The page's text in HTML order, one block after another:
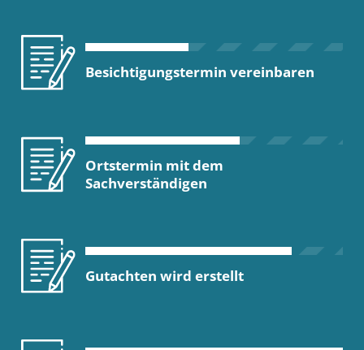
Besichtigungstermin vereinbaren
Ortstermin mit dem
Sachverständigen
Gutachten wird erstellt